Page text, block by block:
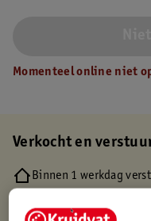
Momenteel online niet
Verkocht en
Binnen 1 werkdag
Gratis retourneren via